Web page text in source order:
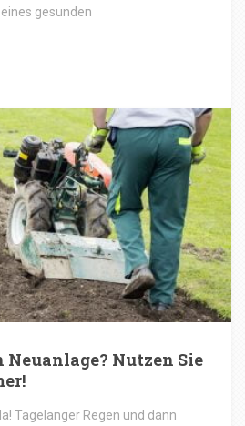
gesunden
Neuanlage? Nutzen Sie
Tagelanger Regen und dann